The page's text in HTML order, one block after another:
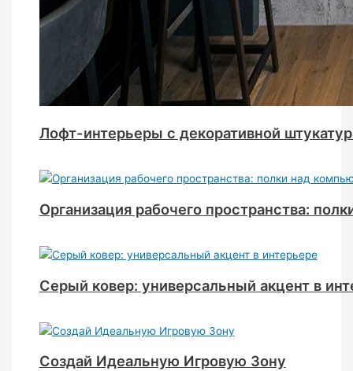
Лофт-интерьеры с декоративной
Организация рабочего пространства:
Серый ковер: универсальный акцент в
Создай Идеальную Игровую Зону